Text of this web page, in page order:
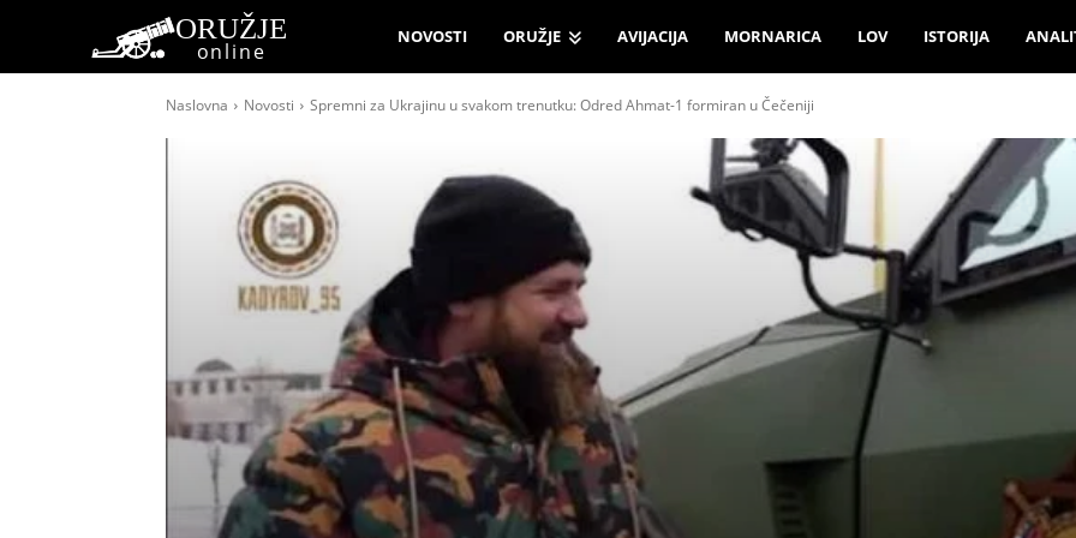
ORUŽJE
online
NOVOSTI ORUŽJE AVIJACIJA MORNARICA LOV ISTORIJA
Naslovna Novosti Spremni za Ukrajinu u svakom trenutku: Odred Ahmat-1 formiran u Čečeniji